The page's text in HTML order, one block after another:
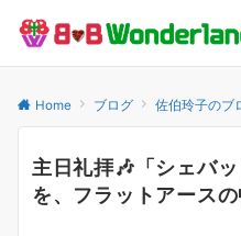
Home ブログ 佐伯玲子のブ
主日礼拝🎶「シェバ
を、フラットアースの